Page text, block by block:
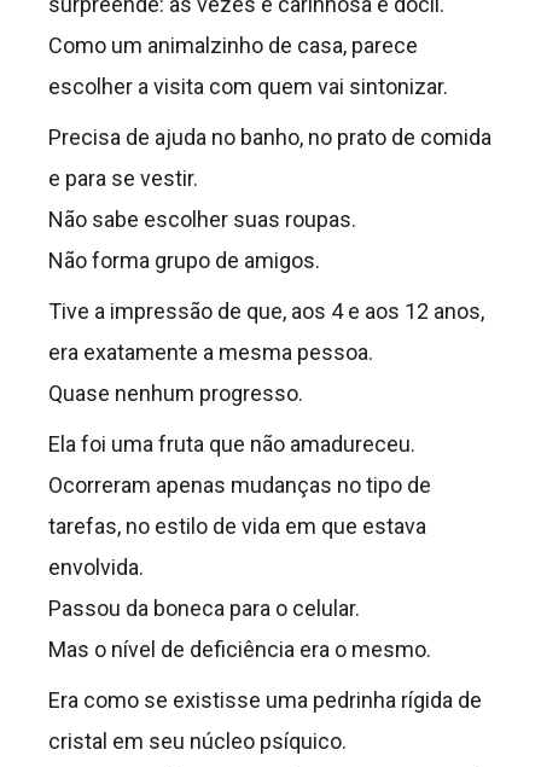
Como um animalzinho de casa, parece
escolher a visita com quem vai sintonizar.
Precisa de ajuda no banho, no prato de comida
e para se vestir.
Não sabe escolher suas roupas.
Não forma grupo de amigos.
Tive a impressão de que, aos 4 e aos 12 anos,
era exatamente a mesma pessoa.
Quase nenhum progresso.
Ela foi uma fruta que não amadureceu.
Ocorreram apenas mudanças no tipo de
tarefas, no estilo de vida em que estava
envolvida.
Passou da boneca para o celular.
Mas o nível de deficiência era o mesmo.
Era como se existisse uma pedrinha rígida de
cristal em seu núcleo psíquico.